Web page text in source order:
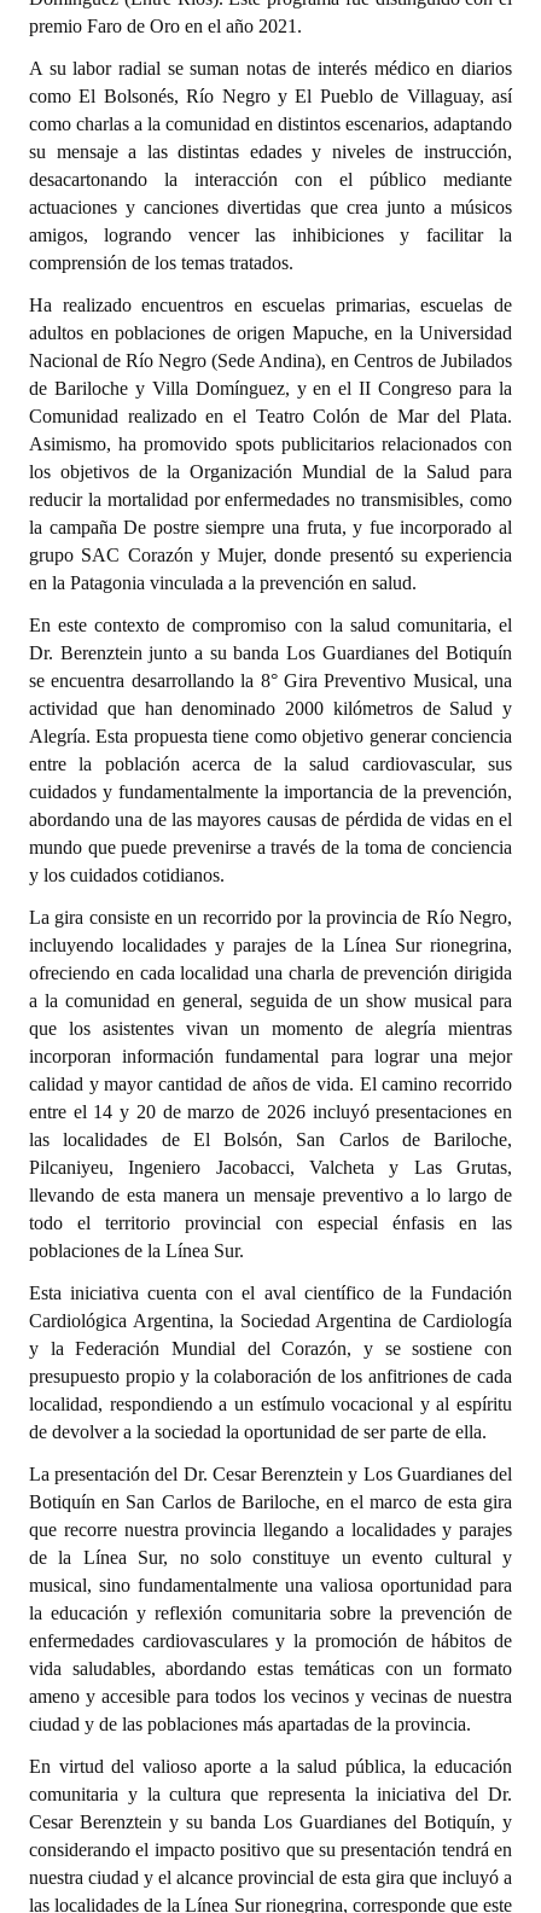
Premio al Mérito - Registro
Audiencias Públicas - Registro
Mujeres que Dejaron Huellas - Registro
Periodistas Decanos - Registro
Ciudadano Ilustre - Registro
Banca del Vecino - Registro
Huéspedes de Honor - Registro
Antiguos Pobladores - Registro
Reconocimientos - Registro
Bariloche, Municipio intercultural
Entrega de distinciones
REFORMA DE LA CARTA ORGÁNICA
premio Faro de Oro en el año 2021.
A su labor radial se suman notas de interés médico en diarios
como El Bolsonés, Río Negro y El Pueblo de Villaguay, así
como charlas a la comunidad en distintos escenarios, adaptando
su mensaje a las distintas edades y niveles de instrucción,
desacartonando la interacción con el público mediante
actuaciones y canciones divertidas que crea junto a músicos
amigos, logrando vencer las inhibiciones y facilitar la
comprensión de los temas tratados.
Ha realizado encuentros en escuelas primarias, escuelas de
adultos en poblaciones de origen Mapuche, en la Universidad
Nacional de Río Negro (Sede Andina), en Centros de Jubilados
de Bariloche y Villa Domínguez, y en el II Congreso para la
Comunidad realizado en el Teatro Colón de Mar del Plata.
Asimismo, ha promovido spots publicitarios relacionados con
los objetivos de la Organización Mundial de la Salud para
reducir la mortalidad por enfermedades no transmisibles, como
la campaña De postre siempre una fruta, y fue incorporado al
grupo SAC Corazón y Mujer, donde presentó su experiencia
en la Patagonia vinculada a la prevención en salud.
En este contexto de compromiso con la salud comunitaria, el
Dr. Berenztein junto a su banda Los Guardianes del Botiquín
se encuentra desarrollando la 8° Gira Preventivo Musical, una
actividad que han denominado 2000 kilómetros de Salud y
Alegría. Esta propuesta tiene como objetivo generar conciencia
entre la población acerca de la salud cardiovascular, sus
cuidados y fundamentalmente la importancia de la prevención,
abordando una de las mayores causas de pérdida de vidas en el
mundo que puede prevenirse a través de la toma de conciencia
y los cuidados cotidianos.
La gira consiste en un recorrido por la provincia de Río Negro,
incluyendo localidades y parajes de la Línea Sur rionegrina,
ofreciendo en cada localidad una charla de prevención dirigida
a la comunidad en general, seguida de un show musical para
que los asistentes vivan un momento de alegría mientras
incorporan información fundamental para lograr una mejor
calidad y mayor cantidad de años de vida. El camino recorrido
entre el 14 y 20 de marzo de 2026 incluyó presentaciones en
las localidades de El Bolsón, San Carlos de Bariloche,
Pilcaniyeu, Ingeniero Jacobacci, Valcheta y Las Grutas,
llevando de esta manera un mensaje preventivo a lo largo de
todo el territorio provincial con especial énfasis en las
poblaciones de la Línea Sur.
Esta iniciativa cuenta con el aval científico de la Fundación
Cardiológica Argentina, la Sociedad Argentina de Cardiología
y la Federación Mundial del Corazón, y se sostiene con
presupuesto propio y la colaboración de los anfitriones de cada
localidad, respondiendo a un estímulo vocacional y al espíritu
de devolver a la sociedad la oportunidad de ser parte de ella.
La presentación del Dr. Cesar Berenztein y Los Guardianes del
Botiquín en San Carlos de Bariloche, en el marco de esta gira
que recorre nuestra provincia llegando a localidades y parajes
de la Línea Sur, no solo constituye un evento cultural y
musical, sino fundamentalmente una valiosa oportunidad para
la educación y reflexión comunitaria sobre la prevención de
enfermedades cardiovasculares y la promoción de hábitos de
vida saludables, abordando estas temáticas con un formato
ameno y accesible para todos los vecinos y vecinas de nuestra
ciudad y de las poblaciones más apartadas de la provincia.
En virtud del valioso aporte a la salud pública, la educación
comunitaria y la cultura que representa la iniciativa del Dr.
Cesar Berenztein y su banda Los Guardianes del Botiquín, y
considerando el impacto positivo que su presentación tendrá en
nuestra ciudad y el alcance provincial de esta gira que incluyó a
las localidades de la Línea Sur rionegrina, corresponde que este